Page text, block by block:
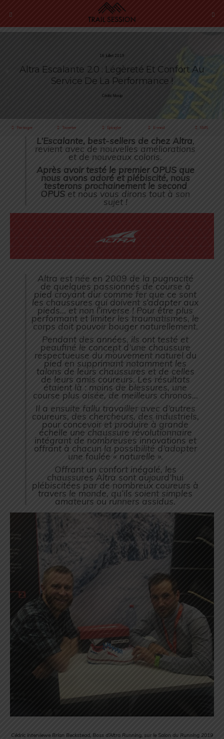
16 Juillet 2019
Altra Escalante 2.0 : Légèreté Et Confort Au
Service De La Performance !
Cédric Masip
Partager Tweeter Épingler E-mail SMS
L’Escalante, best-sellers de chez Altra,
revient avec de nouvelles améliorations
et de nouveaux coloris.
Après avoir testé le premier OPUS que
nous avons adoré et plébiscité, nous
testerons prochainement le second
OPUS et nous vous dirons tout à son
sujet !
Altra est née en 2009 de la pugnacité
de quelques passionnés de course à
pied croyant dur comme fer que ce sont
les chaussures qui doivent s’adapter aux
pieds… et non l’inverse ! Pour être plus
performant et limiter les traumatismes, le
corps doit pouvoir bouger naturellement.
Pendant des années, ils ont testé et
peaufiné le concept d’une chaussure
respectueuse du mouvement naturel du
pied en supprimant notamment les
talons de leurs chaussures et de celles
de leurs amis coureurs. Les résultats
étaient là : moins de blessures, une
course plus aisée, de meilleurs chronos…
Il a ensuite fallu travailler avec d’autres
coureurs, des chercheurs, des industriels,
pour concevoir et produire à grande
échelle une chaussure révolutionnaire
intégrant de nombreuses innovations et
offrant à chacun la possibilité d’adopter
une foulée « naturelle ».
Offrant un confort inégalé, les
chaussures Altra sont aujourd’hui
plébiscitées par de nombreux coureurs à
travers le monde, qu’ils soient simples
amateurs ou runners assidus.
Cédric interviewe Brian Beckstead, Boss d’Altra Running, sur le Salon du Running 2019